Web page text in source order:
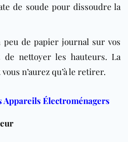
de soude pour dissoudre la
peu de papier journal sur vos
nettoyer les hauteurs. La
n’aurez qu’à le retirer.
Appareils Électroménagers